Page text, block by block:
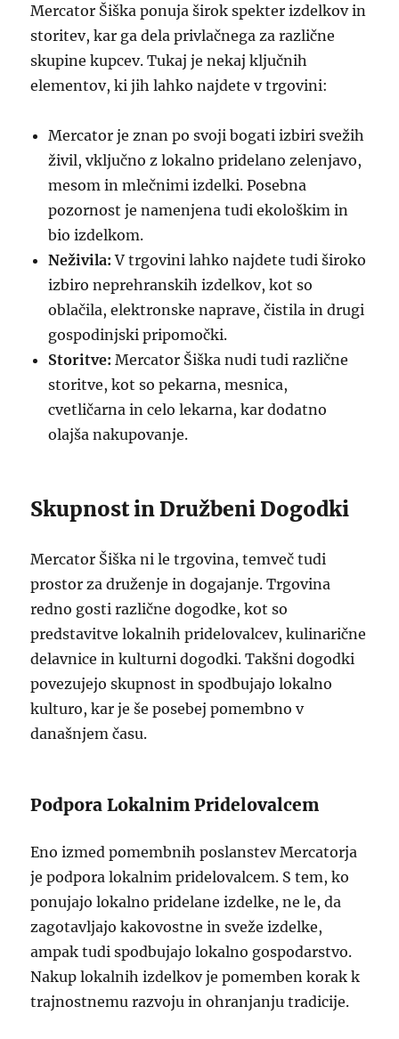
Mercator Šiška ponuja širok spekter izdelkov in
storitev, kar ga dela privlačnega za različne
skupine kupcev. Tukaj je nekaj ključnih
elementov, ki jih lahko najdete v trgovini:
Mercator je znan po svoji bogati izbiri svežih
živil, vključno z lokalno pridelano zelenjavo,
mesom in mlečnimi izdelki. Posebna
pozornost je namenjena tudi ekološkim in
bio izdelkom.
Neživila: V trgovini lahko najdete tudi široko
izbiro neprehranskih izdelkov, kot so
oblačila, elektronske naprave, čistila in drugi
gospodinjski pripomočki.
Storitve: Mercator Šiška nudi tudi različne
storitve, kot so pekarna, mesnica,
cvetličarna in celo lekarna, kar dodatno
olajša nakupovanje.
Skupnost in Družbeni Dogodki
Mercator Šiška ni le trgovina, temveč tudi
prostor za druženje in dogajanje. Trgovina
redno gosti različne dogodke, kot so
predstavitve lokalnih pridelovalcev, kulinarične
delavnice in kulturni dogodki. Takšni dogodki
povezujejo skupnost in spodbujajo lokalno
kulturo, kar je še posebej pomembno v
današnjem času.
Podpora Lokalnim Pridelovalcem
Eno izmed pomembnih poslanstev Mercatorja
je podpora lokalnim pridelovalcem. S tem, ko
ponujajo lokalno pridelane izdelke, ne le, da
zagotavljajo kakovostne in sveže izdelke,
ampak tudi spodbujajo lokalno gospodarstvo.
Nakup lokalnih izdelkov je pomemben korak k
trajnostnemu razvoju in ohranjanju tradicije.